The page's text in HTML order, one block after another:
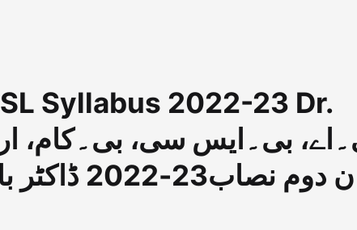
Syllabus 2022-23 Dr.
زبان دوم